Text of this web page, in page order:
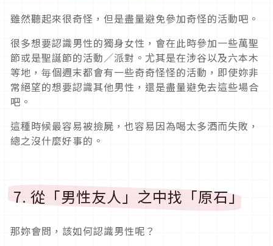
雖然聽起來很奇怪，但是盡量避免參加奇怪的活動吧。
很多想要認識男性的獨身女性，會在此時參加一些萬聖
節或是聖誕節的活動／派對。尤其是在涉谷以及六本木
等地，毎個週末都會有一些奇奇怪怪的活動，即使妳非
常絕望的想要認識其他男性，還是盡量避免去這些場合
吧。
這種時候最容易被撿屍，也容易因為喝太多酒而失敗，
總之沒什麼好事的。
7. 從「男性友人」之中找「原石」
那妳會問，該如何認識男性呢？